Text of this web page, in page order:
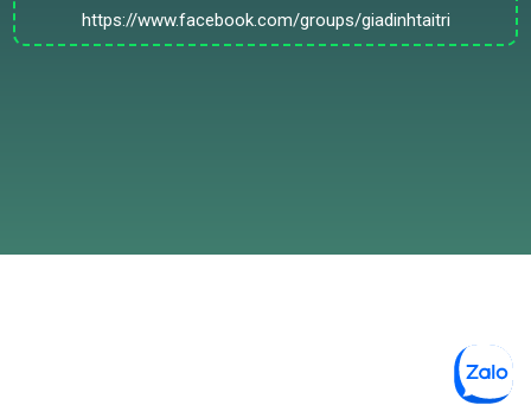
https://www.facebook.com/groups/giadinhtaitri